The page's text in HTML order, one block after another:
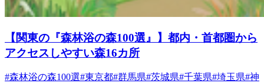
【関東の『森林浴の森100選』】都内・首都圏から
アクセスしやすい森16カ所
#森林浴の森100選#東京都#群馬県#茨城県#千葉県#埼玉県#神